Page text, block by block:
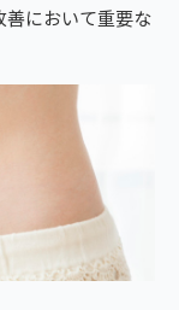
善において重要な